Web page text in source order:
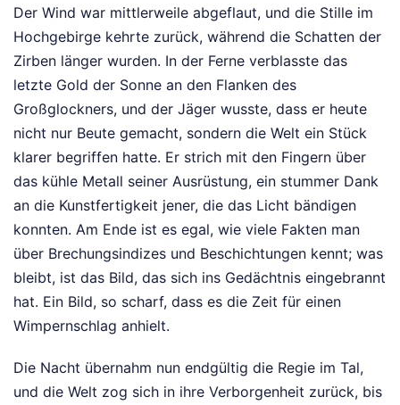
Der Wind war mittlerweile abgeflaut, und die Stille im
Hochgebirge kehrte zurück, während die Schatten der
Zirben länger wurden. In der Ferne verblasste das
letzte Gold der Sonne an den Flanken des
Großglockners, und der Jäger wusste, dass er heute
nicht nur Beute gemacht, sondern die Welt ein Stück
klarer begriffen hatte. Er strich mit den Fingern über
das kühle Metall seiner Ausrüstung, ein stummer Dank
an die Kunstfertigkeit jener, die das Licht bändigen
konnten. Am Ende ist es egal, wie viele Fakten man
über Brechungsindizes und Beschichtungen kennt; was
bleibt, ist das Bild, das sich ins Gedächtnis eingebrannt
hat. Ein Bild, so scharf, dass es die Zeit für einen
Wimpernschlag anhielt.
Die Nacht übernahm nun endgültig die Regie im Tal,
und die Welt zog sich in ihre Verborgenheit zurück, bis